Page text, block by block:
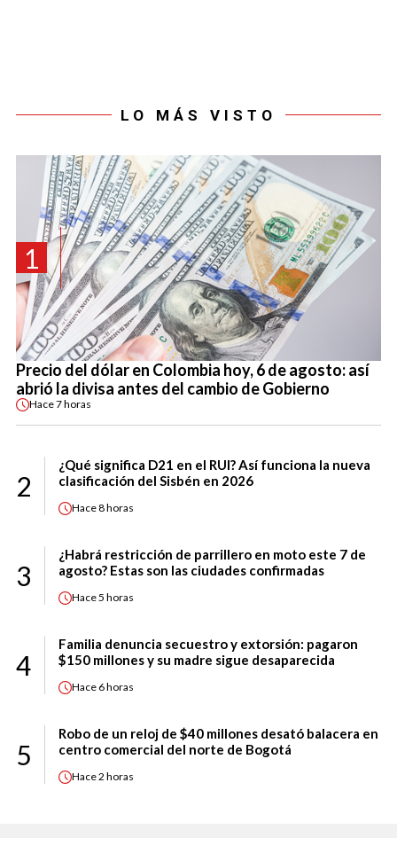
LO MÁS VISTO
1
Precio del dólar en Colombia hoy, 6 de agosto: así
abrió la divisa antes del cambio de Gobierno
Hace7 horas
2
¿Qué significa D21 en el RUI? Así funciona la nueva
clasificación del Sisbén en 2026
Hace8 horas
3
¿Habrá restricción de parrillero en moto este 7 de
agosto? Estas son las ciudades confirmadas
Hace5 horas
4
Familia denuncia secuestro y extorsión: pagaron
$150 millones y su madre sigue desaparecida
Hace 6 horas
5
Robo de un reloj de $40 millones desató balacera en
centro comercial del norte de Bogotá
Hace2 horas